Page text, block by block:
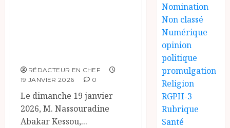
RÉDACTEUR EN CHEF
19 JANVIER 2026
0
Le dimanche 19 janvier
2026, M. Nassouradine
Abakar Kessou,...
Nomination
Non classé
Numérique
opinion
politique
promulgation
Religion
RGPH-3
Rubrique
Santé